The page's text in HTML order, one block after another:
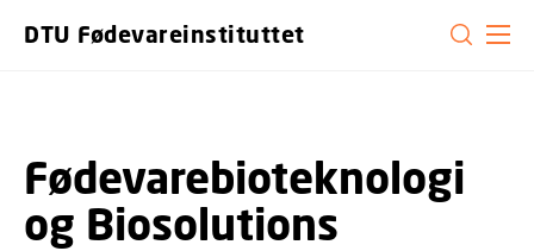
DTU Fødevareinstituttet
Fødevarebioteknologi
og Biosolutions